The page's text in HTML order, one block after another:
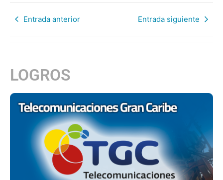
Entrada anterior Entrada siguiente
LOGROS